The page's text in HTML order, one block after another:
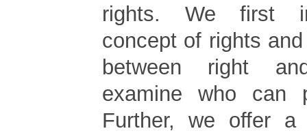
rights. We first
concept of rights
between right
examine who can
Further, we offer a